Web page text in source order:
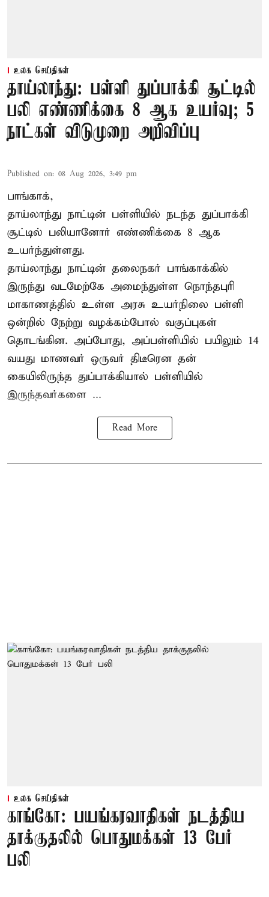
உலக செய்திகள்
தாய்லாந்து: பள்ளி துப்பாக்கி சூட்டில்
பலி எண்ணிக்கை 8 ஆக உயர்வு; 5
நாட்கள் விடுமுறை அறிவிப்பு
Published on: 08 Aug 2026, 3:49 pm
பாங்காக்,
தாய்லாந்து நாட்டின் பள்ளியில் நடந்த துப்பாக்கி
சூட்டில் பலியானோர் எண்ணிக்கை 8 ஆக
உயர்ந்துள்ளது.
தாய்லாந்து நாட்டின் தலைநகர் பாங்காக்கில்
இருந்து வடமேற்கே அமைந்துள்ள நொந்தபுரி
மாகாணத்தில் உள்ள அரசு உயர்நிலை பள்ளி
ஒன்றில் நேற்று வழக்கம்போல் வகுப்புகள்
தொடங்கின. அப்போது, அப்பள்ளியில் பயிலும் 14
வயது மாணவர் ஒருவர் திடீரென தன்
கையிலிருந்த துப்பாக்கியால் பள்ளியில்
இருந்தவர்களை ...
Read More
உலக செய்திகள்
காங்கோ: பயங்கரவாதிகள் நடத்திய
தாக்குதலில் பொதுமக்கள் 13 பேர்
பலி